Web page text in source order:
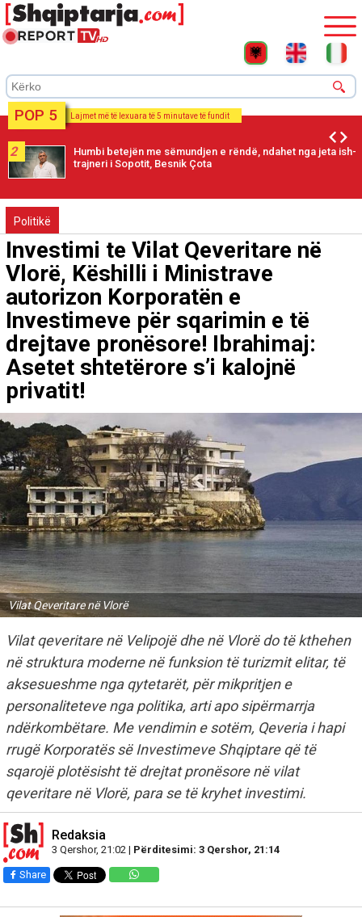
POP 5 Lajmet më të lexuara të 5 minutave të fundit
2
Humbi betejën me sëmundjen e rëndë, ndahet nga jeta ish-
trajneri i Sopotit, Besnik Çota
Politikë
Investimi te Vilat Qeveritare në
Vlorë, Këshilli i Ministrave
autorizon Korporatën e
Investimeve për sqarimin e të
drejtave pronësore! Ibrahimaj:
Asetet shtetërore s’i kalojnë
privatit!
Vilat Qeveritare në Vlorë
Vilat qeveritare në Velipojë dhe në Vlorë do të kthehen
në struktura moderne në funksion të turizmit elitar, të
aksesueshme nga qytetarët, për mikpritjen e
personaliteteve nga politika, arti apo sipërmarrja
ndërkombëtare. Me vendimin e sotëm, Qeveria i hapi
rrugë Korporatës së Investimeve Shqiptare që të
sqarojë plotësisht të drejtat pronësore në vilat
qeveritare në Vlorë, para se të kryhet investimi.
Redaksia
3 Qershor, 21:02 | Përditesimi: 3 Qershor, 21:14
Share